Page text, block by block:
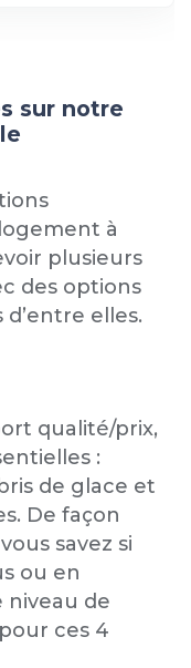
sur notre
à
plusieurs
des options
elles.
qualité/prix,
:
de glace et
De façon
savez si
ou en
niveau de
ces 4